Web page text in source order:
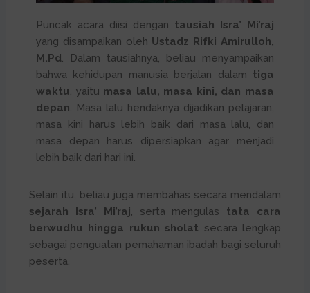
Puncak acara diisi dengan tausiah Isra’ Mi’raj
yang disampaikan oleh Ustadz Rifki Amirulloh,
M.Pd. Dalam tausiahnya, beliau menyampaikan
bahwa kehidupan manusia berjalan dalam tiga
waktu, yaitu masa lalu, masa kini, dan masa
depan. Masa lalu hendaknya dijadikan pelajaran,
masa kini harus lebih baik dari masa lalu, dan
masa depan harus dipersiapkan agar menjadi
lebih baik dari hari ini.
Selain itu, beliau juga membahas secara mendalam
sejarah Isra’ Mi’raj, serta mengulas tata cara
berwudhu hingga rukun sholat secara lengkap
sebagai penguatan pemahaman ibadah bagi seluruh
peserta.